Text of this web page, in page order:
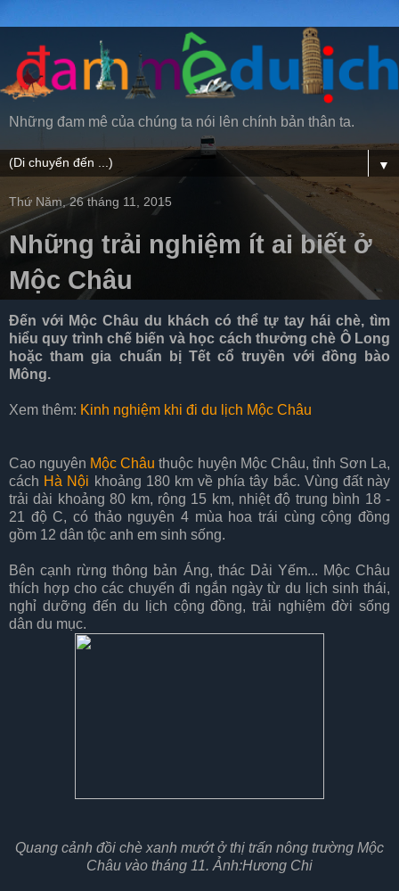
Những đam mê của chúng ta nói lên chính bản thân ta.
▼
Thứ Năm, 26 tháng 11, 2015
Những trải nghiệm ít ai biết ở
Mộc Châu
Đến với Mộc Châu du khách có thể tự tay hái chè, tìm
hiểu quy trình chế biến và học cách thưởng chè Ô Long
hoặc tham gia chuẩn bị Tết cổ truyền với đồng bào
Mông.
Xem thêm: Kinh nghiệm khi đi du lịch Mộc Châu
Cao nguyên Mộc Châu thuộc huyện Mộc Châu, tỉnh Sơn La,
cách Hà Nội khoảng 180 km về phía tây bắc. Vùng đất này
trải dài khoảng 80 km, rộng 15 km, nhiệt độ trung bình 18 -
21 độ C, có thảo nguyên 4 mùa hoa trái cùng cộng đồng
gồm 12 dân tộc anh em sinh sống.
Bên cạnh rừng thông bản Áng, thác Dải Yếm... Mộc Châu
thích hợp cho các chuyến đi ngắn ngày từ du lịch sinh thái,
nghỉ dưỡng đến du lịch cộng đồng, trải nghiệm đời sống
dân du mục.
Quang cảnh đồi chè xanh mướt ở thị trấn nông trường Mộc
Châu vào tháng 11. Ảnh:Hương Chi